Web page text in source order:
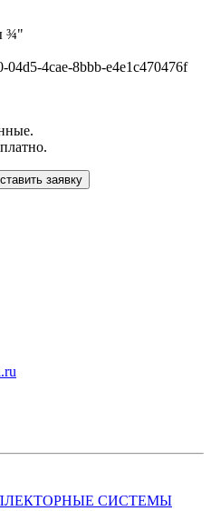
¾"
04d5-4cae-8bbb-e4e1c470476f
заявку
СИСТЕМЫ